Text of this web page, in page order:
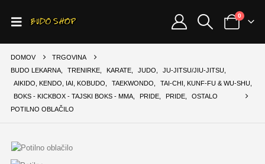
0
DOMOV
TRGOVINA
BUDO LEKARNA, TRENIRKE, KARATE, JUDO JU-JITSU/JIU-JITSU
AIKIDO, KENDO, IAI, KOBUDO
TAEKWONDO TAI-CHI, KUNF-FU & WU-SHU
BOKS - KICKBOX - TAJSKI BOKS - MMA, PRIDE, PRIDE,
OSTALO
POTILNO OBLAČILO